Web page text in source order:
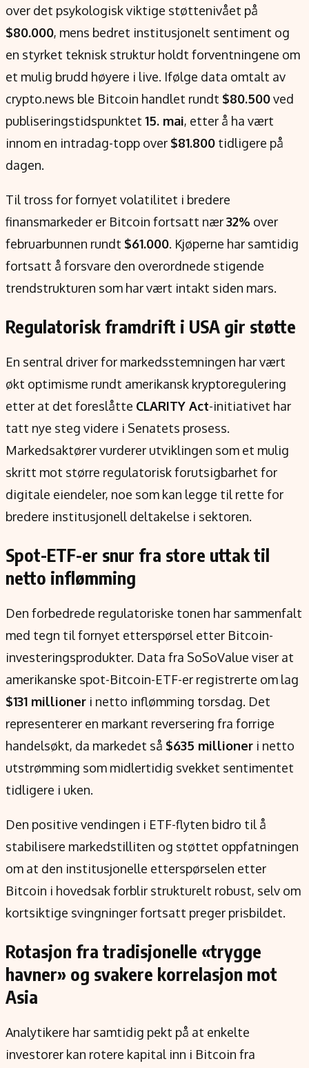
Verdensnyheter
Alt om penger på engelsk
over det psykologisk viktige støttenivået på
$80.000, mens bedret institusjonelt sentiment og
en styrket teknisk struktur holdt forventningene om
et mulig brudd høyere i live. Ifølge data omtalt av
crypto.news ble Bitcoin handlet rundt $80.500ved
publiseringstidspunktet 15. mai, etter å ha vært
innom en intradag-topp over $81.800 tidligere på
dagen.
Til tross for fornyet volatilitet i bredere
finansmarkeder er Bitcoin fortsatt nær32% over
februarbunnen rundt $61.000. Kjøperne har samtidig
fortsatt å forsvare den overordnede stigende
trendstrukturen som har vært intakt siden mars.
Regulatorisk framdrift i USA gir støtte
En sentral driver for markedsstemningen har vært
økt optimisme rundt amerikansk kryptoregulering
etter at det foreslåtte CLARITY Act-initiativet har
tatt nye steg videre i Senatets prosess.
Markedsaktører vurderer utviklingen som et mulig
skritt mot større regulatorisk forutsigbarhet for
digitale eiendeler, noe som kan legge til rette for
bredere institusjonell deltakelse i sektoren.
Spot-ETF-er snur fra store uttak til
netto inflømming
Den forbedrede regulatoriske tonen har sammenfalt
med tegn til fornyet etterspørsel etter Bitcoin-
investeringsprodukter. Data fra SoSoValue viser at
amerikanske spot-Bitcoin-ETF-er registrerte om lag
$131 millioner i netto inflømming torsdag. Det
representerer en markant reversering fra forrige
handelsøkt, da markedet så $635 millioner i netto
utstrømming som midlertidig svekket sentimentet
tidligere i uken.
Den positive vendingen i ETF-flyten bidro til å
stabilisere markedstilliten og støttet oppfatningen
om at den institusjonelle etterspørselen etter
Bitcoin i hovedsak forblir strukturelt robust, selv om
kortsiktige svingninger fortsatt preger prisbildet.
Rotasjon fra tradisjonelle «trygge
havner» og svakere korrelasjon mot
Asia
Analytikere har samtidig pekt på at enkelte
investorer kan rotere kapital inn i Bitcoin fra